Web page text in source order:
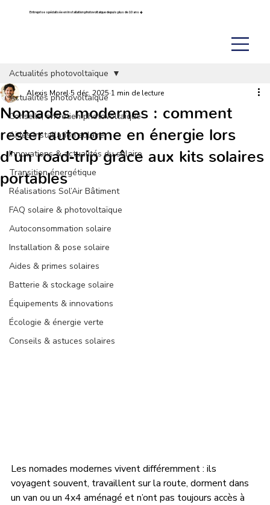
Entreprise spécialisée en installation photovoltaïque depuis plus de 10 ans ☀️
Actualités photovoltaïque
Conseils, entretien photovoltaïque
Aides installation solaire
Innovations & actualités du solaire
Transition énergétique
Réalisations Sol’Air Bâtiment
FAQ solaire & photovoltaïque
Autoconsommation solaire
Installation & pose solaire
Aides & primes solaires
Batterie & stockage solaire
Équipements & innovations
Écologie & énergie verte
Conseils & astuces solaires
Actualités photovoltaïque
Nomades modernes : comment
rester autonome en énergie lors
d’un road-trip grâce aux kits solaires
portables
Alexis Morel 5 déc. 2025 1 min de lecture
Les nomades modernes vivent différemment : ils
voyagent souvent, travaillent sur la route, dorment dans
un van ou un 4x4 aménagé et n’ont pas toujours accès à